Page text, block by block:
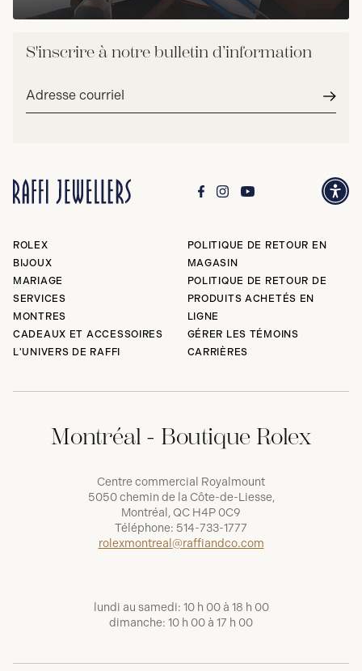
S'inscrire à notre bulletin d’information
Adresse
ROLEX
BIJOUX
MARIAGE
SERVICES
MONTRES
CADEAUX ET ACCESSOIRES
L'UNIVERS DE RAFFI
POLITIQUE DE RETOUR EN
MAGASIN
POLITIQUE DE RETOUR DE
PRODUITS ACHETÉS EN
LIGNE
GÉRER LES TÉMOINS
CARRIÈRES
Montréal - Boutique Rolex
Centre commercial Royalmount
5050 chemin de la Côte-de-Liesse,
Montréal, QC H4P 0C9
Téléphone: 514-733-1777
rolexmontreal@raffiandco.com
lundi au samedi: 10 h 00 à 18 h 00
dimanche: 10 h 00 à 17 h 00